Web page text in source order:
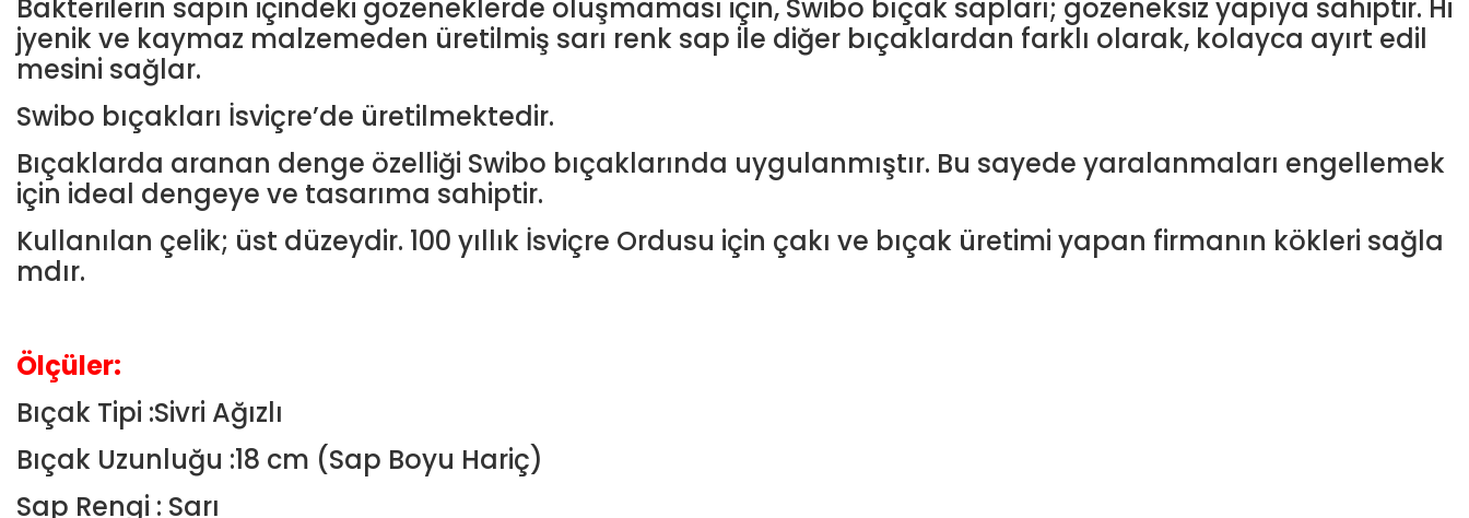
Bakterilerin sapın içindeki gözeneklerde oluşmaması için, Swibo bıçak sapları; gözeneksiz yapıya sahiptir. Hi
jyenik ve kaymaz malzemeden üretilmiş sarı renk sap ile diğer bıçaklardan farklı olarak, kolayca ayırt edil
mesini sağlar.
Swibo bıçakları İsviçre’de üretilmektedir.
Bıçaklarda aranan denge özelliği Swibo bıçaklarında uygulanmıştır. Bu sayede yaralanmaları engellemek
için ideal dengeye ve tasarıma sahiptir.
Kullanılan çelik; üst düzeydir. 100 yıllık İsviçre Ordusu için çakı ve bıçak üretimi yapan firmanın kökleri sağla
mdır.
Ölçüler:
Bıçak Tipi :Sivri Ağızlı
Bıçak Uzunluğu :18 cm (Sap Boyu Hariç)
Sap Rengi : Sarı